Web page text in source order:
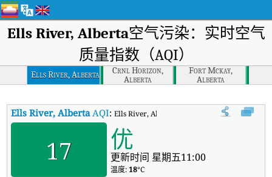
Ells River, Alberta空气污染：实时空气
质量指数（AQI）
Ells River, Alberta
Crnl Horizon,
Alberta
Fort Mckay,
Alberta
Ells River, AlbertaAQI:Ells River, Alberta实时空气质量指数（AQI）。
17 优
更新时间 星期五11:00
温度: 18°C